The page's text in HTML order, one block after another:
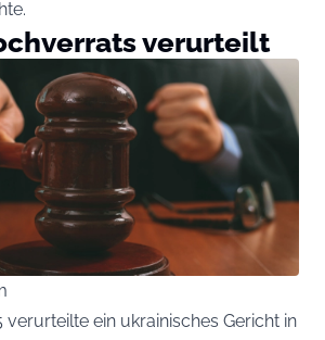
verurteilt
verurteilte ein ukrainisches Gericht in